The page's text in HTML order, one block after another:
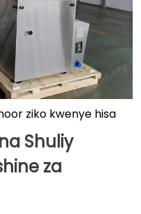
ziko kwenye hisa
Shuliy
za